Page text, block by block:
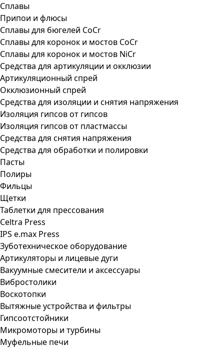
Сплавы
Припои и флюсы
Сплавы для бюгелей CoCr
Сплавы для коронок и мостов CoCr
Сплавы для коронок и мостов NiCr
Средства для артикуляции и окклюзии
Артикуляционный спрей
Окклюзионный спрей
Средства для изоляции и снятия напряжения
Изоляция гипсов от гипсов
Изоляция гипсов от пластмассы
Средства для снятия напряжения
Средства для обработки и полировки
Пасты
Полиры
Фильцы
Щетки
Таблетки для прессования
Celtra Press
IPS e.max Press
Зуботехническое оборудование
Артикуляторы и лицевые дуги
Вакуумные смесители и аксессуары
Вибростолики
Воскотопки
Вытяжные устройства и фильтры
Гипсоотстойники
Микромоторы и турбины
Муфельные печи